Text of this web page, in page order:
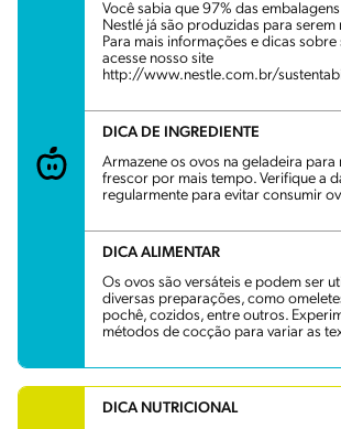
Você sabia que 97% das
Nestlé já são produzidas para serem
Para mais informações e dicas
acesse nosso site
http://www.nestle.com.br/
DICA DE INGREDIENTE
Armazene os ovos na geladeira para
frescor por mais tempo. Verifique a
regularmente para evitar consumir
DICA ALIMENTAR
Os ovos são versáteis e podem ser
diversas preparações, como
pochê, cozidos, entre outros.
métodos de cocção para variar as
DICA NUTRICIONAL